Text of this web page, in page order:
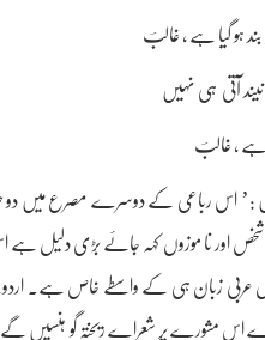
ہو گیا ہے ، غالبؔ
آتی ہی نہیں
ہے ، غالبؔ
اس رباعی کے دوسرے مصرع میں دو
اور نا موزوں کہہ جائے بڑی دلیل ہے اس
عربی زبان ہی کے واسطے خاص ہے۔ اردو
اس مشورے پر شعراے ریختہ گو ہنسیں گے